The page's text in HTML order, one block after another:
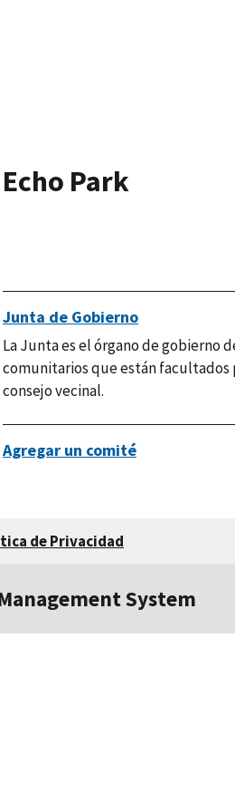
Echo Park
Junta de Gobierno
La Junta es el órgano de gobierno
comunitarios que están facultados
consejo vecinal.
Agregar un comité
de Privacidad
System